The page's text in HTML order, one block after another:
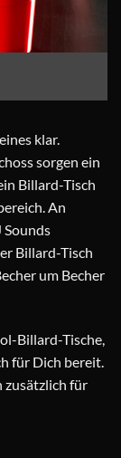
klar.
sorgen ein
Billard-Tisch
An
Sounds
Billard-Tisch
um Becher
Billard-Tische,
für Dich bereit.
zusätzlich für